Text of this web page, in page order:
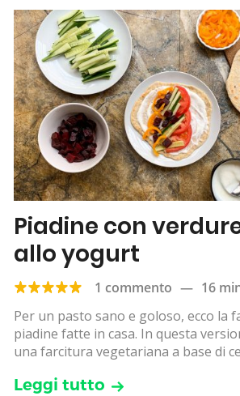
Piadine con
allo yogurt
1 commento — 16
Per un pasto sano e goloso, ecco la
piadine fatte in casa. In questa
una farcitura vegetariana a base di
Leggi tutto